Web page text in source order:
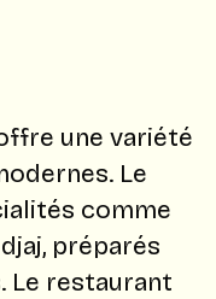
une variété
Le
comme
préparés
Le restaurant